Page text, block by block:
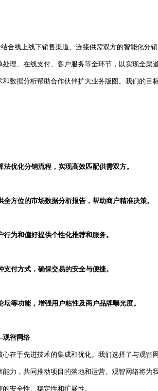
合线上线下销售渠道、连接供需双方的智能化分
处理、在线支付、客户服务等全环节，以实现全渠
数据分析帮助合作伙伴扩大业务版图。我们的目
优化分销流程，实现高效匹配供需双方。
方位的市场数据分析报告，帮助商户精准决策。
为和偏好提供个性化推荐和服务。
付方式，确保交易的安全与便捷。
等功能，增强用户粘性及商户品牌曝光度。
智网络
在于先进技术的集成和优化。我们选择了与观智
力，共同推动项目的落地和运营。观智网络将为
安全性、稳定性和扩展性。